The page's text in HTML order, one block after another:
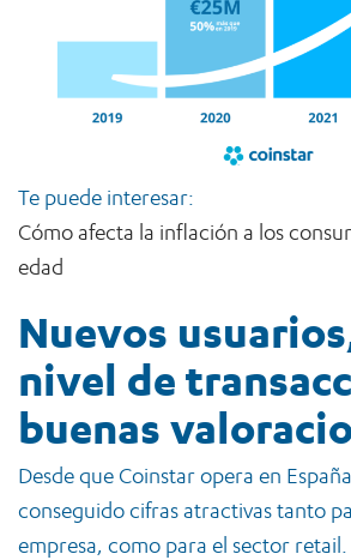
Te puede interesar:
Cómo afecta la inflación a los
edad
Nuevos
nivel de
buenas
Desde que Coinstar opera en
conseguido cifras atractivas tanto
empresa, como para el sector